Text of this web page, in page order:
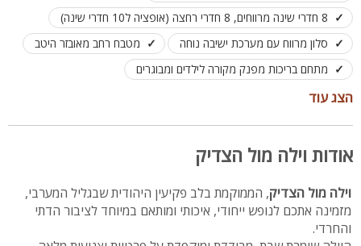
8 חדרי שינה מרווחים, 8 חדרי רחצה (אופציה ל10 חדרי שינה)
סלון מרווח עם מערכת ישיבה נוחה
מטבח רחב מאובזר היטב
מתחם בריכות מפנק מקורה לילדים ומבוגרים
ג’קוזי מפנק במתחם
מרפסת נוף עם פינות ישיבה, ערסלים
מותאם לעד 25 אורחים עם אופציה ל30
הצג עוד
אודות וילה מול הצדיק
וילה מול הצדיק, הממוקמת בלב פקיעין היהודית שבגליל המערבי,
מזמינה אתכם לנופש ייחודי, איכותי ומותאם במיוחד לציבור הדתי
והחרדי.